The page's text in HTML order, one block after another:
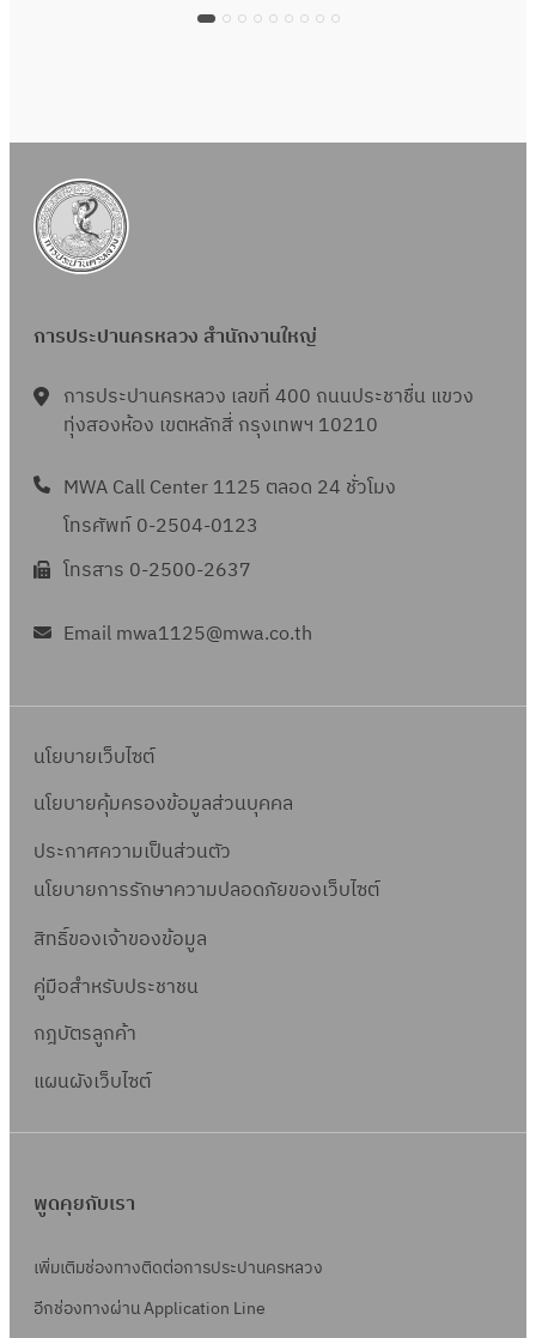
การประปานครหลวง สำนักงานใหญ่
การประปานครหลวง เลขที่ 400 ถนนประชาชื่น แขวง
ทุ่งสองห้อง เขตหลักสี่ กรุงเทพฯ 10210
MWA Call Center 1125 ตลอด 24 ชั่วโมง
โทรศัพท์ 0-2504-0123
โทรสาร 0-2500-2637
Email mwa1125@mwa.co.th
นโยบายเว็บไซต์
นโยบายคุ้มครองข้อมูลส่วนบุคคล
ประกาศความเป็นส่วนตัว
นโยบายการรักษาความปลอดภัยของเว็บไซต์
สิทธิ์ของเจ้าของข้อมูล
คู่มือสำหรับประชาชน
กฎบัตรลูกค้า
แผนผังเว็บไซต์
พูดคุยกับเรา
เพิ่มเติมช่องทางติดต่อการประปานครหลวง
อีกช่องทางผ่าน Application Line